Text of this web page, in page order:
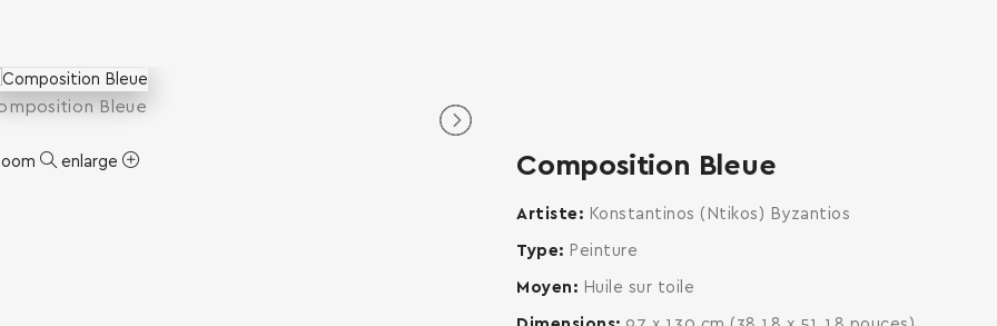
Bleue
enlarge Composition Bleue
Artiste Konstantinos (Ntikos) Byzantios
Type Peinture
Moyen Huile sur toile